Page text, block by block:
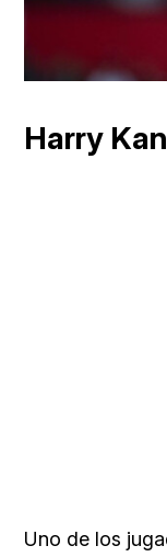
Harry
Uno de los